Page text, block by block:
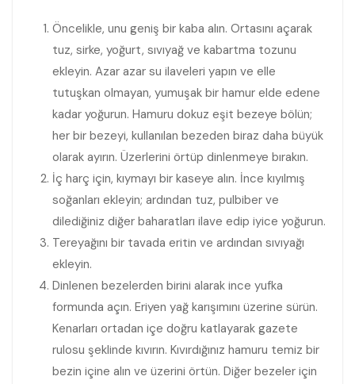
Öncelikle, unu geniş bir kaba alın. Ortasını açarak
tuz, sirke, yoğurt, sıvıyağ ve kabartma tozunu
ekleyin. Azar azar su ilaveleri yapın ve elle
tutuşkan olmayan, yumuşak bir hamur elde edene
kadar yoğurun. Hamuru dokuz eşit bezeye bölün;
her bir bezeyi, kullanılan bezeden biraz daha büyük
olarak ayırın. Üzerlerini örtüp dinlenmeye bırakın.
İç harç için, kıymayı bir kaseye alın. İnce kıyılmış
soğanları ekleyin; ardından tuz, pulbiber ve
dilediğiniz diğer baharatları ilave edip iyice yoğurun.
Tereyağını bir tavada eritin ve ardından sıvıyağı
ekleyin.
Dinlenen bezelerden birini alarak ince yufka
formunda açın. Eriyen yağ karışımını üzerine sürün.
Kenarları ortadan içe doğru katlayarak gazete
rulosu şeklinde kıvırın. Kıvırdığınız hamuru temiz bir
bezin içine alın ve üzerini örtün. Diğer bezeler için